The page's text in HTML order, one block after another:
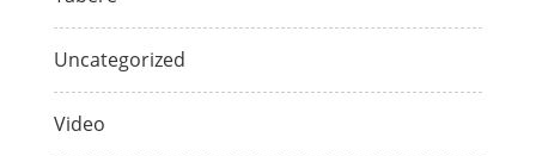
Uncategorized
Video